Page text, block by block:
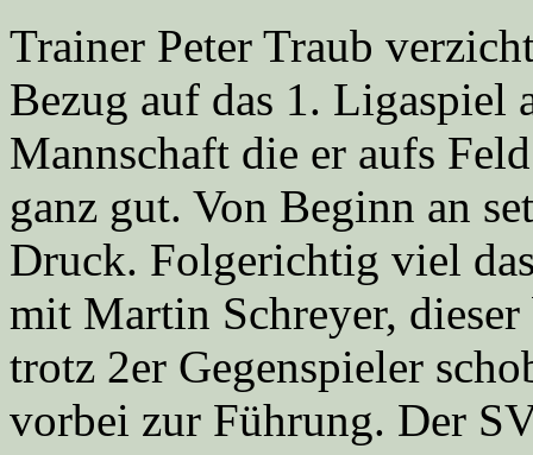
Trainer Peter Traub
Bezug auf das 1. Ligaspiel
Mannschaft die er aufs
ganz gut. Von Beginn an
Druck. Folgerichtig viel
mit Martin Schreyer,
trotz 2er Gegenspieler
vorbei zur Führung. Der